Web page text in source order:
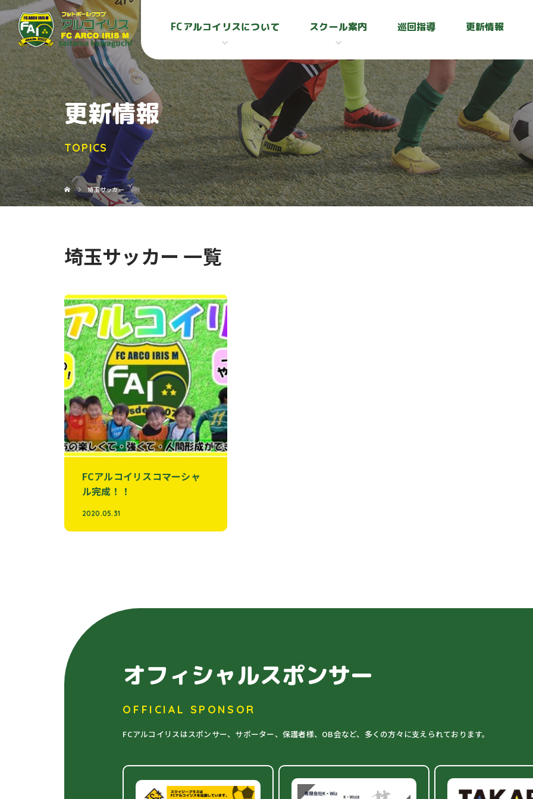
FCアルコイリスについて スクール案内 巡回指導 更新情報
更新情報
TOPICS
埼玉サッカー
埼玉サッカー 一覧
FCアルコイリスコマーシャ
ル完成！！
2020.05.31
オフィシャルスポンサー
OFFICIAL SPONSOR
FCアルコイリスはスポンサー、サポーター、保護者様、OB会など、多くの方々に支えられております。